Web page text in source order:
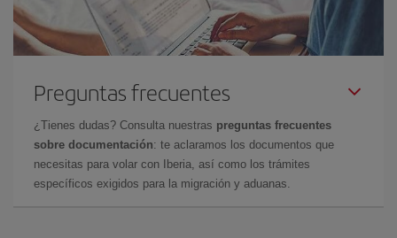
Preguntas frecuentes
¿Tienes dudas? Consulta nuestras preguntas frecuentes
sobre documentación: te aclaramos los documentos que
necesitas para volar con Iberia, así como los trámites
específicos exigidos para la migración y aduanas.